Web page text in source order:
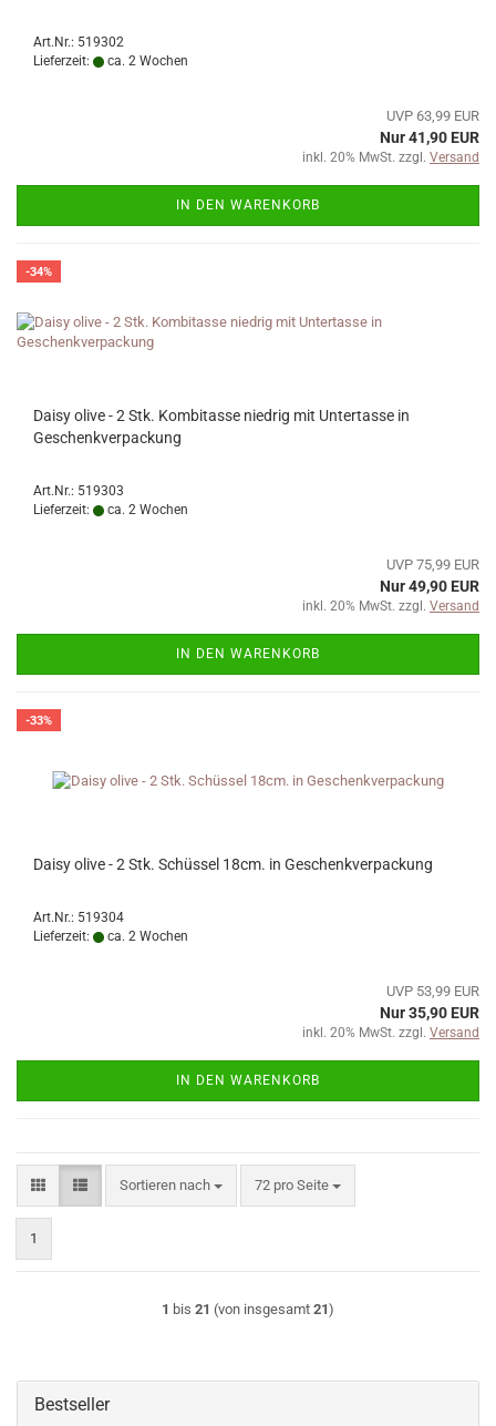
Art.Nr.: 519302
Lieferzeit:
ca. 2 Wochen
UVP 63,99 EUR
Nur 41,90 EUR
inkl. 20% MwSt. zzgl. Versand
IN DEN WARENKORB
-34%
Daisy olive - 2 Stk. Kombitasse niedrig mit Untertasse in
Geschenkverpackung
Art.Nr.: 519303
Lieferzeit:
ca. 2 Wochen
UVP 75,99 EUR
Nur 49,90 EUR
inkl. 20% MwSt. zzgl. Versand
IN DEN WARENKORB
-33%
Daisy olive - 2 Stk. Schüssel 18cm. in Geschenkverpackung
Art.Nr.: 519304
Lieferzeit:
ca. 2 Wochen
UVP 53,99 EUR
Nur 35,90 EUR
inkl. 20% MwSt. zzgl. Versand
IN DEN WARENKORB
Sortieren nach
Sortieren nach 72 pro Seite
pro Seite
1
1 bis 21 (von insgesamt 21)
Bestseller